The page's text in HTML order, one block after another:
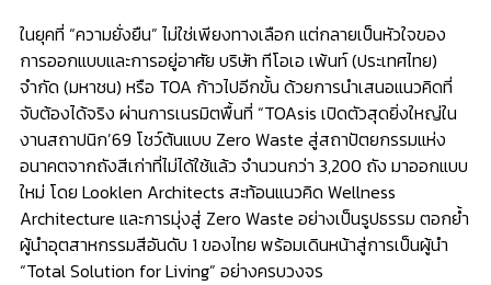
ในยุคที่ “ความยั่งยืน” ไม่ใช่เพียงทางเลือก แต่กลายเป็นหัวใจของ
การออกแบบและการอยู่อาศัย บริษัท ทีโอเอ เพ้นท์ (ประเทศไทย)
จำกัด (มหาชน) หรือ TOA ก้าวไปอีกขั้น ด้วยการนำเสนอแนวคิดที่
จับต้องได้จริง ผ่านการเนรมิตพื้นที่ “TOAsis เปิดตัวสุดยิ่งใหญ่ใน
งานสถาปนิก’69 โชว์ต้นแบบ Zero Waste สู่สถาปัตยกรรมแห่ง
อนาคตจากถังสีเก่าที่ไม่ได้ใช้แล้ว จำนวนกว่า 3,200 ถัง มาออกแบบ
ใหม่ โดย Looklen Architects สะท้อนแนวคิด Wellness
Architecture และการมุ่งสู่ Zero Waste อย่างเป็นรูปธรรม ตอกย้ำ
ผู้นำอุตสาหกรรมสีอันดับ 1 ของไทย พร้อมเดินหน้าสู่การเป็นผู้นำ
“Total Solution for Living” อย่างครบวงจร